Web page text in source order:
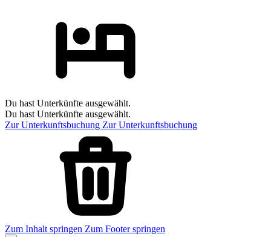
Du hast Unterkünfte ausgewählt.
Du hast Unterkünfte ausgewählt.
Zur Unterkunftsbuchung Zur Unterkunftsbuchung
Zum Inhalt springen Zum Footer springen